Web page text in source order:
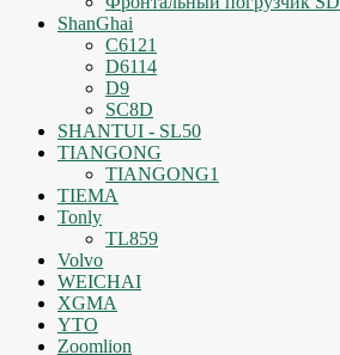
ShanGhai
C6121
D6114
D9
SC8D
SHANTUI - SL50
TIANGONG
TIANGONG1
TIEMA
Tonly
TL859
Volvo
WEICHAI
XGMA
YTO
Zoomlion